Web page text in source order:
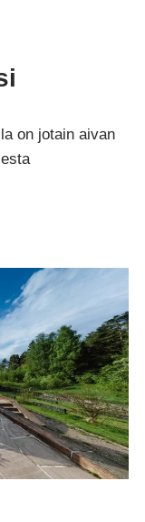
on jotain aivan